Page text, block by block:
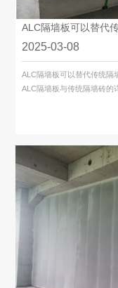
ALC隔墙板可以替代
2025-03-08
ALC隔墙板可以替代传统隔
ALC隔墙板与传统隔墙砖的